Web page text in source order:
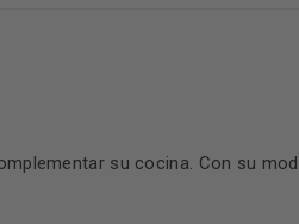
su cocina. Con su